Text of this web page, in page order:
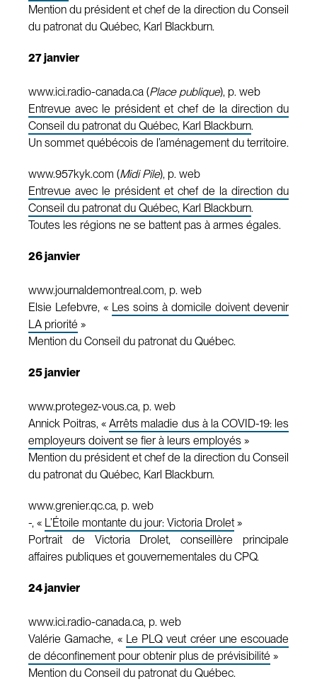
Mention du président et chef de la direction du Conseil
du patronat du Québec, Karl Blackburn.
27 janvier
www.ici.radio-canada.ca (Place publique), p. web
Entrevue avec le président et chef de la direction du
Conseil du patronat du Québec, Karl Blackburn.
Un sommet québécois de l’aménagement du territoire.
www.957kyk.com (Midi Pile), p. web
Entrevue avec le président et chef de la direction du
Conseil du patronat du Québec, Karl Blackburn.
Toutes les régions ne se battent pas à armes égales.
26 janvier
www.journaldemontreal.com, p. web
Elsie Lefebvre, « Les soins à domicile doivent devenir
LA priorité »
Mention du Conseil du patronat du Québec.
25 janvier
www.protegez-vous.ca, p. web
Annick Poitras, «Arrêts maladie dus à la COVID-19: les
employeurs doivent se fier à leurs employés »
Mention du président et chef de la direction du Conseil
du patronat du Québec, Karl Blackburn.
www.grenier.qc.ca, p. web
-, « L’Étoile montante du jour: Victoria Drolet »
Portrait de Victoria Drolet, conseillère principale
affaires publiques et gouvernementales du CPQ.
24 janvier
www.ici.radio-canada.ca, p. web
Valérie Gamache, « Le PLQ veut créer une escouade
de déconfinement pour obtenir plus de prévisibilité »
Mention du Conseil du patronat du Québec.